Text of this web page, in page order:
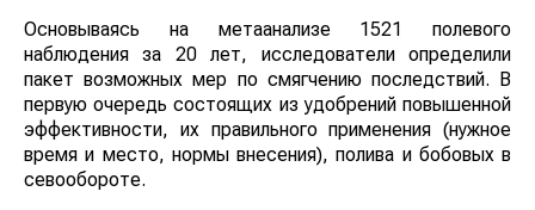
Основываясь на метаанализе 1521 полевого
наблюдения за 20 лет, исследователи определили
пакет возможных мер по смягчению последствий. В
первую очередь состоящих из удобрений повышенной
эффективности, их правильного применения (нужное
время и место, нормы внесения), полива и бобовых в
севообороте.